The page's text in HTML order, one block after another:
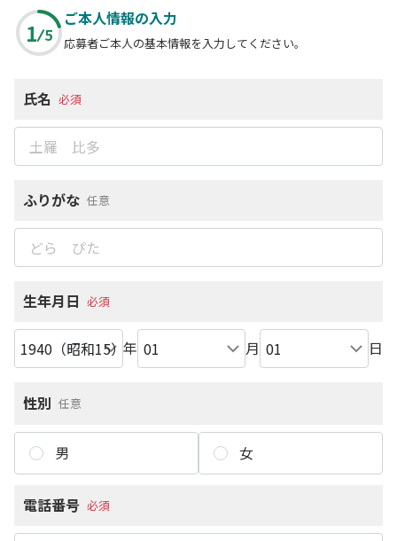
1 5
ご本人情報の入力
応募者ご本人の基本情報を入力してください。
氏名 必須
ふりがな 任意
生年月日 必須
年 月 日
性別 任意
男 女
電話番号 必須